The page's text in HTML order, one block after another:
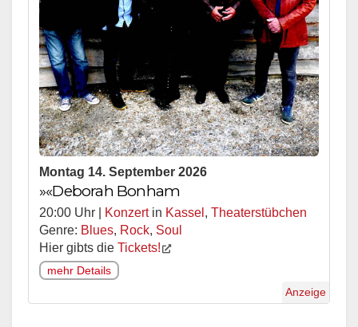
Montag 14. September 2026
»«Deborah Bonham
20:00 Uhr | Konzertin Kassel , Theaterstübchen
Genre: Blues, Rock, Soul
Hier gibts die Tickets!
mehr Details
Anzeige